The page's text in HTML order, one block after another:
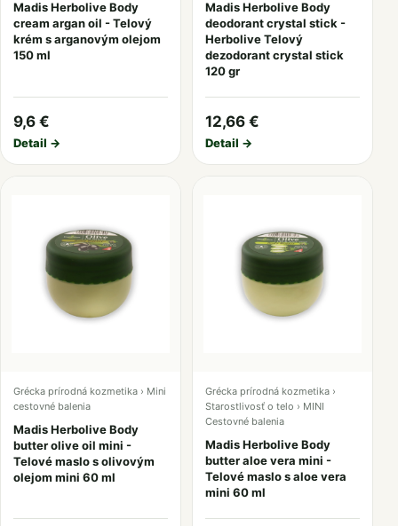
Madis Herbolive Body
cream argan oil - Telový
krém s arganovým olejom
150 ml
9,6 €
Detail →
Madis Herbolive Body
deodorant crystal stick -
Herbolive Telový
dezodorant crystal stick
120 gr
12,66 €
Detail →
Grécka prírodná kozmetika › Mini
cestovné balenia
Madis Herbolive Body
butter olive oil mini -
Telové maslo s olivovým
olejom mini 60 ml
Grécka prírodná kozmetika ›
Starostlivosť o telo › MINI
Cestovné balenia
Madis Herbolive Body
butter aloe vera mini -
Telové maslo s aloe vera
mini 60 ml